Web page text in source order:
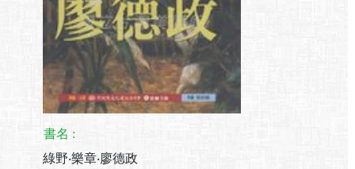
書名 :
綠野‧樂章‧廖德政